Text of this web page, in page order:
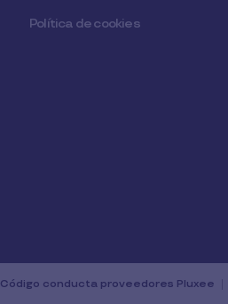
Política de cookies
Código conducta proveedores Pluxee